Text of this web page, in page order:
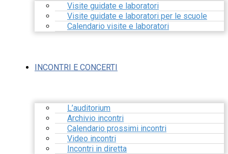
Visite guidate e laboratori
Visite guidate e laboratori per le scuole
Calendario visite e laboratori
INCONTRI E CONCERTI
L’auditorium
Archivio incontri
Calendario prossimi incontri
Video incontri
Incontri in diretta